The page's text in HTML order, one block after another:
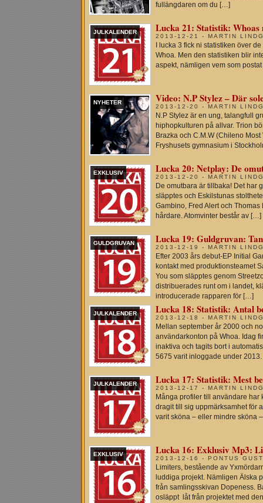
fullängdaren om du […]
JULKALENDER Lucka 21: Statistik:
2013-12-21 - MARTIN
I lucka 3 fick ni statistiken över
Whoa. Men den statistiken blir
aspekt, nämligen vem som
NYHETER Video: N.P Stylez – Där
2013-12-20 - MARTIN
N.P Stylez är en ung, talangfull
hiphopkulturen på allvar. Trion
Brazka och C.M.W (Chileno
Fryshusets gymnasium i
EXKLUSIV Lucka 20: Netplay: De
2013-12-20 - MARTIN
De omutbara är tillbaka! Det har
släpptes och Eskilstunas
Gambino, Fred Alert och
hårdare. Atomvinter består av […]
GULDGRUVAN Lucka 19: Guldgruvan:
2013-12-19 - MARTIN
Efter 2003 års debut-EP Initial
kontakt med produktionsteamet
You som släpptes genom
distribuerades runt om i landet,
introducerade rapparen för […]
JULKALENDER Lucka 18: Statistik: Antal
2013-12-18 - MARTIN
Mellan september år 2000 och
användarkonton på Whoa. Idag
inaktiva och tagits bort i
5675 varit inloggade under
JULKALENDER Lucka 17: Statistik: Mest
2013-12-17 - MARTIN
Många profiler till användare har
dragit till sig uppmärksamhet för
varit sköna – eller mindre sköna
EXKLUSIV Lucka 16: Exklusiv Mp3:
2013-12-16 - PONTUS
Limiters, bestående av
luddiga projekt. Nämligen Älska
från samlingsskivan Dopeness.
osläppt låt från projektet med